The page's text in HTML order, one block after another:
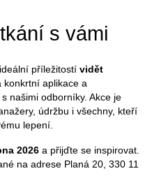
s vámi
příležitostí vidět
konkrtní aplikace a
našimi odborníky. Akce je
údržbu i všechny, kteří
lepení.
2026 a přijďte se inspirovat.
na adrese Planá 20, 330 11